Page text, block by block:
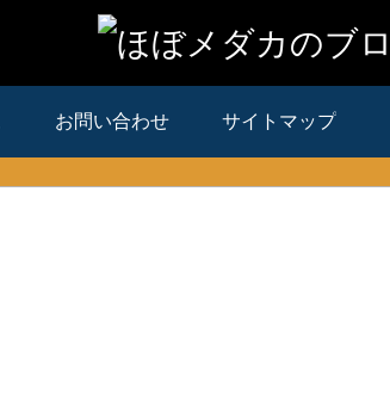
お問い合わせ サイトマップ